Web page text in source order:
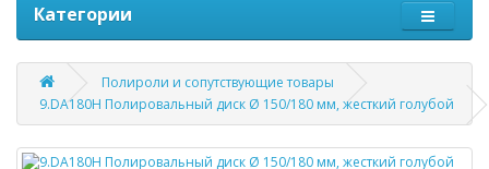
Категории
Полироли и сопутствующие товары
9.DA180H Полировальный диск Ø 150/180 мм, жесткий голубой